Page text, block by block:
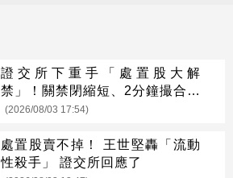
證交所下重手「處置股大解
禁」！關禁閉縮短、2分鐘撮合震
撼上路
(2026/08/03 17:54)
處置股賣不掉！ 王世堅轟「流動
性殺手」 證交所回應了